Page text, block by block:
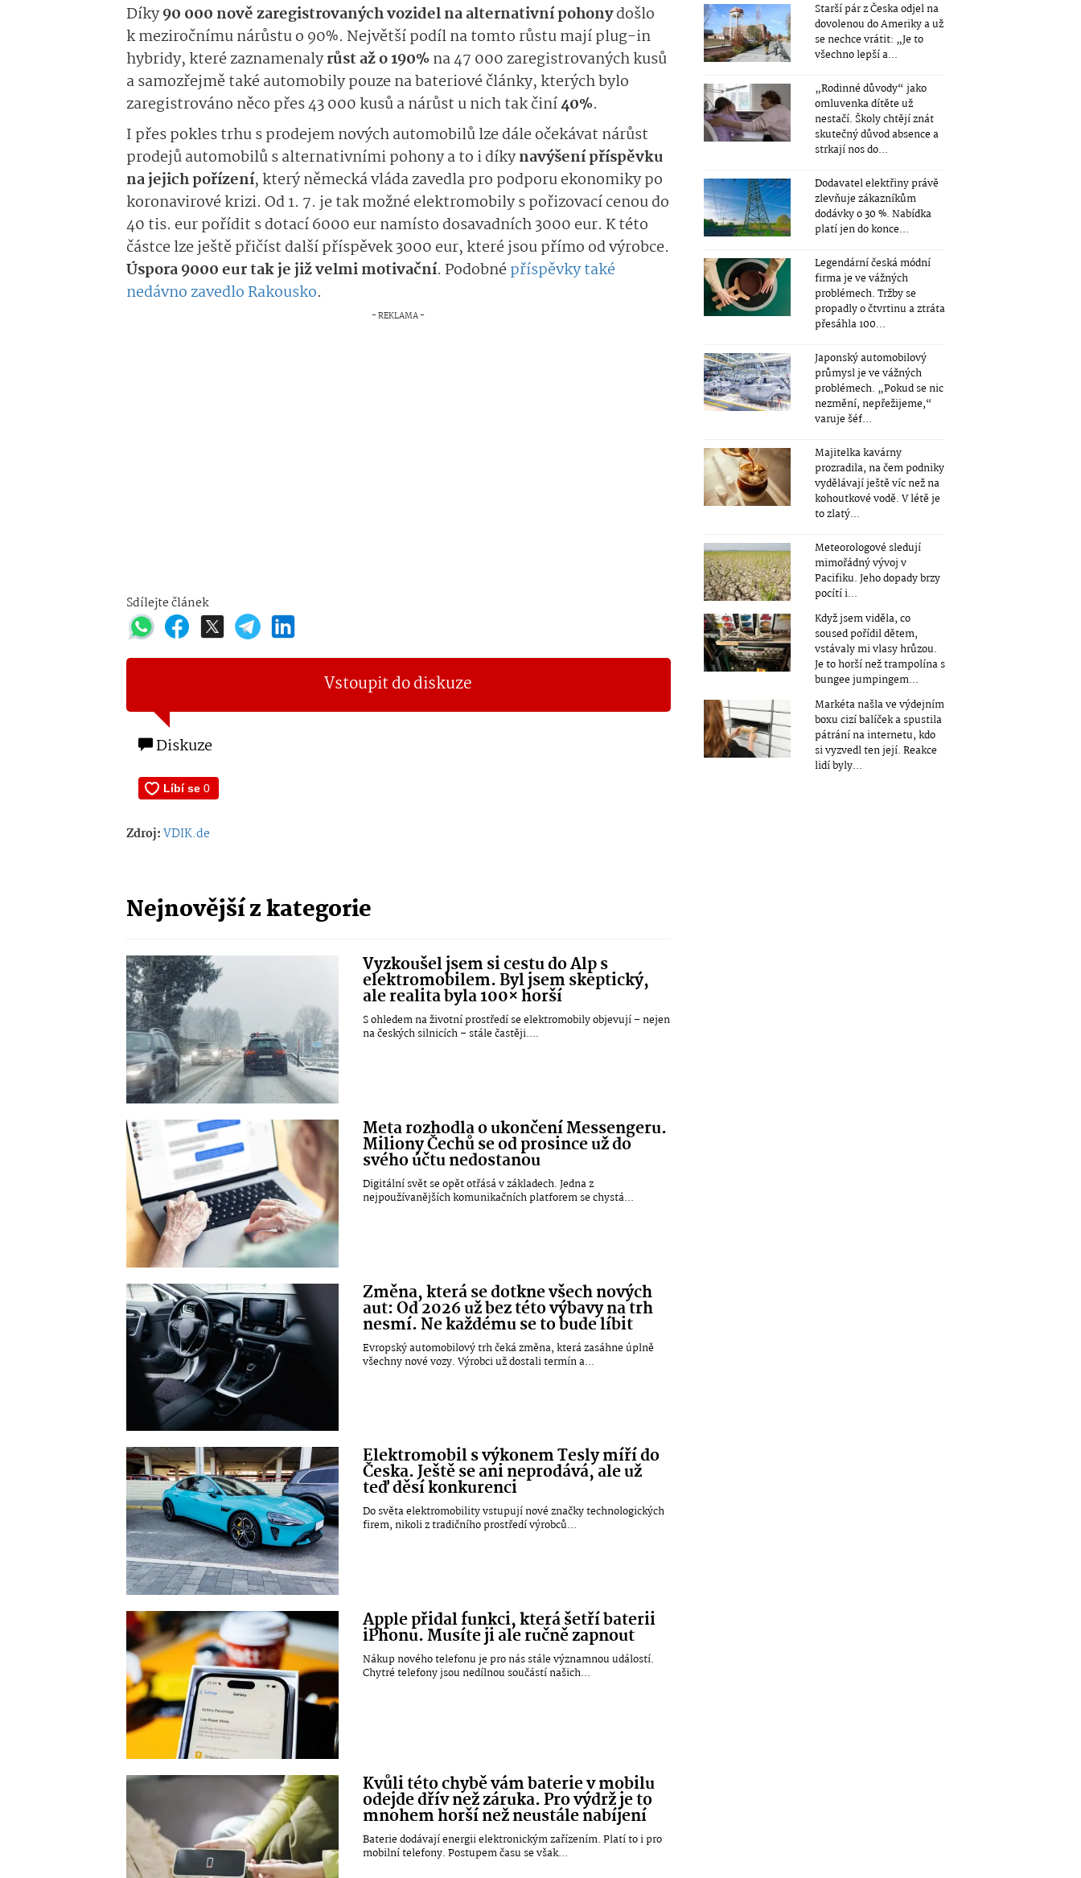
Díky90 000 nově zaregistrovaných vozidel na alternativní pohonydošlo
k meziročnímu nárůstu o 90%. Největší podíl na tomto růstu mají plug-in
hybridy, které zaznamenalyrůst až o 190%na 47 000 zaregis­trovaných kusů
a samozřejmě také automobily pouze na bateriové články, kterých bylo
zaregistrováno něco přes 43 000 kusů a nárůst u nich tak činí40%.
I přes pokles trhu s prodejem nových automobilů lze dále očekávat nárůst
prodejů automobilů s alternativními pohony a to i díkynavýšení příspěvku
na jejich pořízení, který německá vláda zavedla pro podporu ekonomiky po
koronavirové krizi. Od 1. 7. je tak možné elektromobily s pořizovací cenou do
40 tis. eur pořídit s dotací 6000 eur namísto dosavadních 3000 eur. K této
částce lze ještě přičíst další příspěvek 3000 eur, které jsou přímo od výrobce.
Úspora 9000 eur tak je již velmi motivační. Podobnépříspěvky také
nedávno zavedlo Rakousko.
Sdílejte článek
Vstoupit do diskuze
Diskuze
Zdroj:VDIK.de
Nejnovější z kategorie
Vyzkoušel jsem si cestu do Alp s
elektromobilem. Byl jsem skeptický,
ale realita byla 100× horší
S ohledem na životní prostředí se elektromobily objevují – nejen
na českých silnicích – stále častěji....
Meta rozhodla o ukončení Messengeru.
Miliony Čechů se od prosince už do
svého účtu nedostanou
Digitální svět se opět otřásá v základech. Jedna z
nejpoužívanějších komunikačních platforem se chystá...
Změna, která se dotkne všech nových
aut: Od 2026 už bez této výbavy na trh
nesmí. Ne každému se to bude líbit
Evropský automobilový trh čeká změna, která zasáhne úplně
všechny nové vozy. Výrobci už dostali termín a...
Elektromobil s výkonem Tesly míří do
Česka. Ještě se ani neprodává, ale už
teď děsí konkurenci
Do světa elektromobility vstupují nové značky technologických
firem, nikoli z tradičního prostředí výrobců...
Apple přidal funkci, která šetří baterii
iPhonu. Musíte ji ale ručně zapnout
Nákup nového telefonu je pro nás stále významnou událostí.
Chytré telefony jsou nedílnou součástí našich...
Kvůli této chybě vám baterie v mobilu
odejde dřív než záruka. Pro výdrž je to
mnohem horší než neustále nabíjení
Baterie dodávají energii elektronickým zařízením. Platí to i pro
mobilní telefony. Postupem času se však...
Starší pár z Česka odjel na
dovolenou do Ameriky a už
se nechce vrátit: „Je to
všechno lepší a...
„Rodinné důvody“ jako
omluvenka dítěte už
nestačí. Školy chtějí znát
skutečný důvod absence a
strkají nos do...
Dodavatel elektřiny právě
zlevňuje zákazníkům
dodávky o 30 %. Nabídka
platí jen do konce...
Legendární česká módní
firma je ve vážných
problémech. Tržby se
propadly o čtvrtinu a ztráta
přesáhla 100...
Japonský automobilový
průmysl je ve vážných
problémech. „Pokud se nic
nezmění, nepřežijeme,“
varuje šéf...
Majitelka kavárny
prozradila, na čem podniky
vydělávají ještě víc než na
kohoutkové vodě. V létě je
to zlatý...
Meteorologové sledují
mimořádný vývoj v
Pacifiku. Jeho dopady brzy
pocítí i...
Když jsem viděla, co
soused pořídil dětem,
vstávaly mi vlasy hrůzou.
Je to horší než trampolína s
bungee jumpingem...
Markéta našla ve výdejním
boxu cizí balíček a spustila
pátrání na internetu, kdo
si vyzvedl ten její. Reakce
lidí byly...